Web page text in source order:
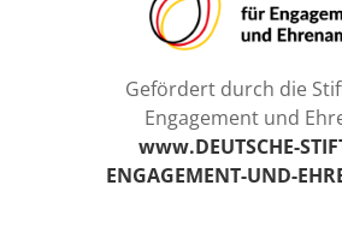
Gefördert durch die
Engagement und
www.DEUTSCHE-
ENGAGEMENT-UND-